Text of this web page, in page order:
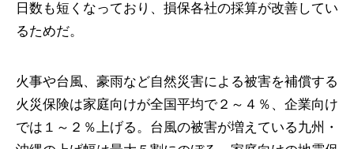
日数も短くなっており、損保各社の採算が改善してい
るためだ。
火事や台風、豪雨など自然災害による被害を補償する
火災保険は家庭向けが全国平均で２～４％、企業向け
では１～２％上げる。台風の被害が増えている九州・